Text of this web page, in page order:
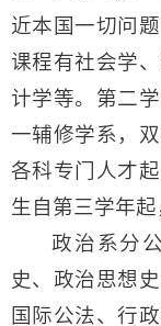
近本国一切问
课程有社会学
计学等。第二
一辅修学系，
各科专门人才
生自第三学年起
政治系分
史、政治思想
国际公法、行